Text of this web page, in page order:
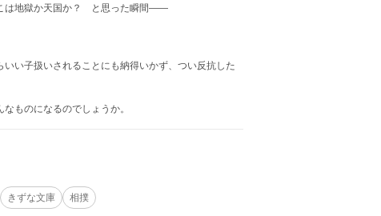
は地獄か天国か？ と思った瞬間――
い子扱いされることにも納得いかず、つい反抗した
ものになるのでしょうか。
きずな文庫 相撲